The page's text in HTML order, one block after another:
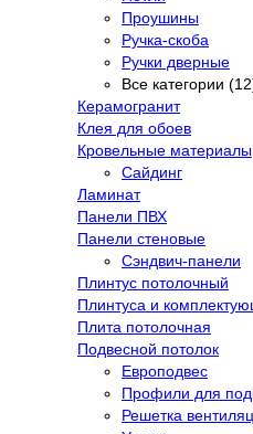
Проушины
Ручка-скоба
Ручки дверные
Все категории
Керамогранит
Клея для обоев
Кровельные материалы
Сайдинг
Ламинат
Панели ПВХ
Панели стеновые
Сэндвич-панели
Плинтус потолочный
Плинтуса и
Плита потолочная
Подвесной потолок
Европодвес
Профили для
Решетка